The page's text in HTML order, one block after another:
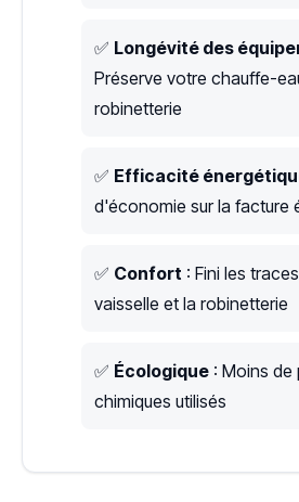
✅ Longévité des
Préserve votre chauffe-
robinetterie
✅ Efficacité
d'économie sur la facture
✅ Confort : Fini les
vaisselle et la robinetterie
✅ Écologique : Moins de
chimiques utilisés